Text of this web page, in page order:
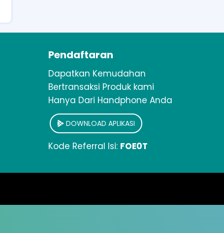
Pendaftaran
Dapatkan Kemudahan
Bertransaksi Produk kami
Hanya Dari Handphone Anda
DOWNLOAD APLIKASI
Kode Referral Isi: FOE0T